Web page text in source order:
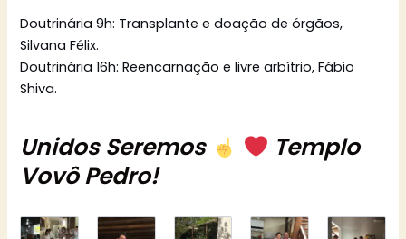
Doutrinária 9h: Transplante e doação de órgãos,
Silvana Félix.
Doutrinária 16h: Reencarnação e livre arbítrio, Fábio
Shiva.
Unidos Seremos
Templo
Vovô Pedro!